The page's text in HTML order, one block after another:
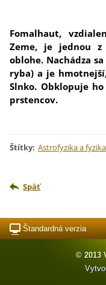
Fomalhaut,
Zeme, je jednou z
oblohe. Nachádza
ryba) a je
Slnko. Obklopuje
prstencov.
Štítky: Astrofyzika a fyzika
Späť
Štandardná verzia
© 2013